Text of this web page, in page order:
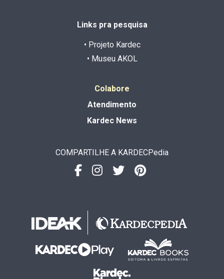
Links pra pesquisa
• Projeto Kardec
• Museu AKOL
Colabore
Atendimento
Kardec News
COMPARTILHE A KARDECPedia